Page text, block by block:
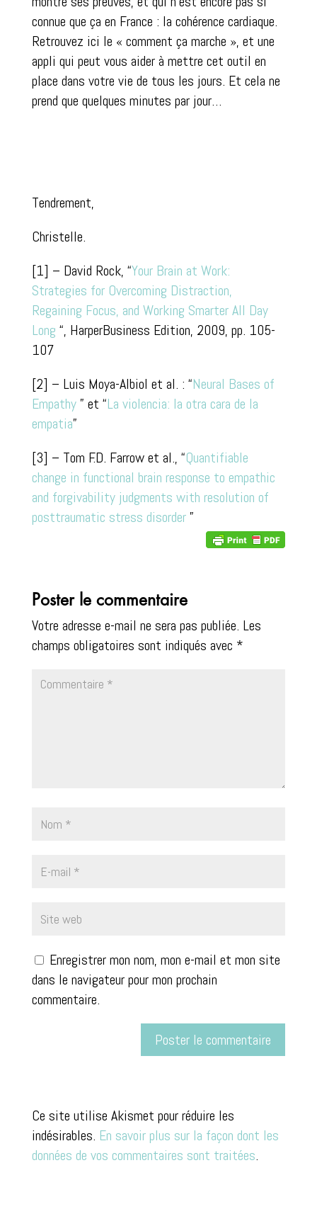
connue que ça en France : la cohérence cardiaque.
Retrouvez ici le « comment ça marche », et une
appli qui peut vous aider à mettre cet outil en
place dans votre vie de tous les jours. Et cela ne
prend que quelques minutes par jour…
Tendrement,
Christelle.
[1] – David Rock, “Your Brain at Work:
Strategies for Overcoming Distraction,
Regaining Focus, and Working Smarter All Day
Long “, HarperBusiness Edition, 2009, pp. 105-
107
[2] – Luis Moya-Albiol et al. : “Neural Bases of
Empathy” et “La violencia: la otra cara de la
empatia”
[3] – Tom F.D. Farrow et al., “Quantifiable
change in functional brain response to empathic
and forgivability judgments with resolution of
posttraumatic stress disorder”
Poster le commentaire
Votre adresse e-mail ne sera pas publiée. Les
champs obligatoires sont indiqués avec *
Enregistrer mon nom, mon e-mail et mon site
dans le navigateur pour mon prochain
commentaire.
t
e
r
Ce site utilise Akismet pour réduire les
indésirables. En savoir plus sur la façon dont les
données de vos commentaires sont traitées.